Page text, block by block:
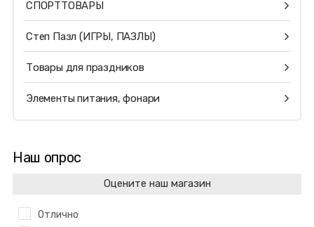
СПОРТТОВАРЫ
Степ Пазл (ИГРЫ, ПАЗЛЫ)
Товары для праздников
Элементы питания, фонари
Наш опрос
Оцените наш магазин
Отлично